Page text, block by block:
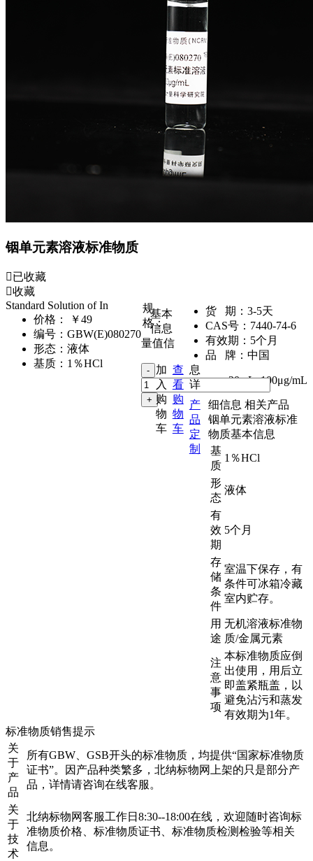
铟单元素溶液标准物质
已收藏
收藏
Standard Solution of In
价格：
￥49
编号： GBW(E)080270
形态： 液体
基质： 1％HCl
货 期： 3-5天
CAS号： 7440-74-6
有效期： 5个月
品 牌： 中国
规
格：
20mL,100μg/mL
加
入
购
物
车
查
看
购
物
车
产
品
定
制
基本
信息
量值信
息
详
细信息 相关产品
铟单元素溶液标准
物质基本信息
基
质
1％HCl
形
态
液体
有
效
期
5个月
存
储
条
件
室温下保存，有
条件可冰箱冷藏
室内贮存。
用
途
无机溶液标准物
质/金属元素
注
意
事
项
本标准物质应倒
出使用，用后立
即盖紧瓶盖，以
避免沾污和蒸发
有效期为1年。
标准物质销售提示
关
于
产
品
所有GBW、GSB开头的标准物质，均提供“国家标准物质
证书”。因产品种类繁多，北纳标物网上架的只是部分产
品，详情请咨询在线客服。
关
于
技
术
北纳标物网客服工作日8:30--18:00在线，欢迎随时咨询标
准物质价格、标准物质证书、标准物质检测检验等相关
信息。